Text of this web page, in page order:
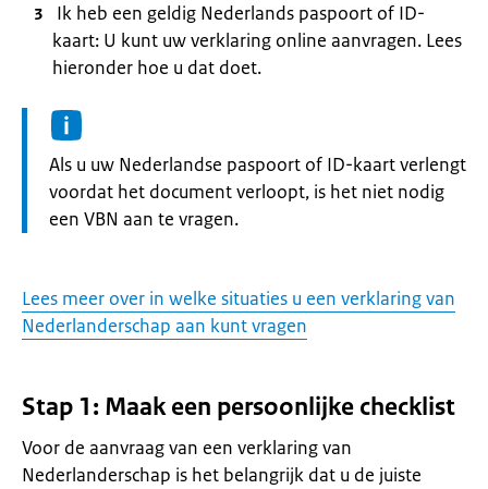
Ik heb een geldig Nederlands paspoort of ID-
kaart: U kunt uw verklaring online aanvragen. Lees
hieronder hoe u dat doet.
Informatie:
Als u uw Nederlandse paspoort of ID-kaart verlengt
voordat het document verloopt, is het niet nodig
een VBN aan te vragen.
Lees meer over in welke situaties u een verklaring van
Nederlanderschap aan kunt vragen
Stap 1: Maak een persoonlijke checklist
Voor de aanvraag van een verklaring van
Nederlanderschap is het belangrijk dat u de juiste